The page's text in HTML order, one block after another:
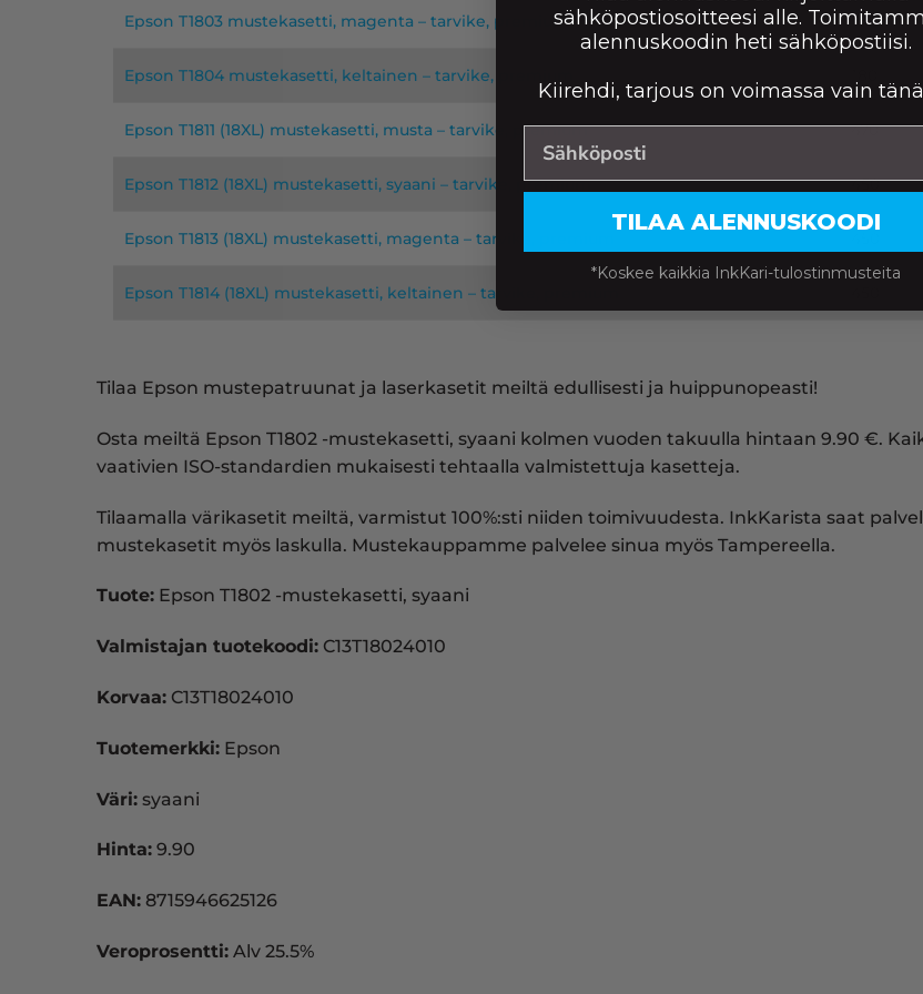
Epson T1803 mustekasetti, magenta – tarvike, premium 180
Epson T1804 mustekasetti, keltainen – tarvike, premium
Epson T1811 (18XL) mustekasetti, musta – tarvike, premium 470
Epson T1812 (18XL) mustekasetti, syaani – tarvike, premium 450
Epson T1813 (18XL) mustekasetti, magenta – tarvike, premium
Epson T1814 (18XL) mustekasetti, keltainen – tarvike, premium
Tilaa Epson mustepatruunat ja laserkasetit meiltä edullisesti ja huippunopeasti!
Osta meiltä Epson T1802 -mustekasetti, syaani kolmen vuoden takuulla hintaan 9.90 €.
vaativien ISO-standardien mukaisesti tehtaalla valmistettuja kasetteja.
Tilaamalla värikasetit meiltä, varmistut 100%:sti niiden toimivuudesta. InkKarista saat
mustekasetit myös laskulla. Mustekauppamme palvelee sinua myös Tampereella.
Tuote: Epson T1802 -mustekasetti, syaani
Valmistajan tuotekoodi: C13T18024010
Korvaa: C13T18024010
Tuotemerkki: Epson
Väri: syaani
Hinta: 9.90
EAN: 8715946625126
Veroprosentti: Alv 25.5%
sähköpostiosoitteesi alle.
alennuskoodin heti sähköpostiisi.
Kiirehdi, tarjous on voimassa vain
TILAA ALENNUSKOODI
*Koskee kaikkia InkKari-tulostinmusteita